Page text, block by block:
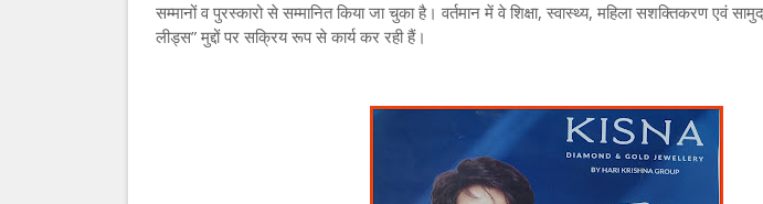
सम्मानों व पुरस्कारो से सम्मानित किया जा चुका है। वर्तमान में वे शिक्षा, स्वास्थ्य, महिला सशक्तिकरण एवं
लीड्स” मुद्दों पर सक्रिय रूप से कार्य कर रही हैं।